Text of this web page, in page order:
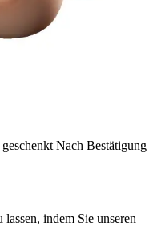
Nach Bestätigung
indem Sie unseren